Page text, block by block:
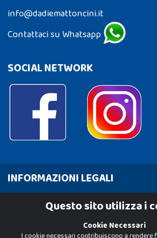
info@dadiemattoncini.it
Contattaci su Whatsapp
SOCIAL NETWORK
INFORMAZIONI LEGALI
Cookie PolicyQuesto sito utilizza i
Cookie Necessari